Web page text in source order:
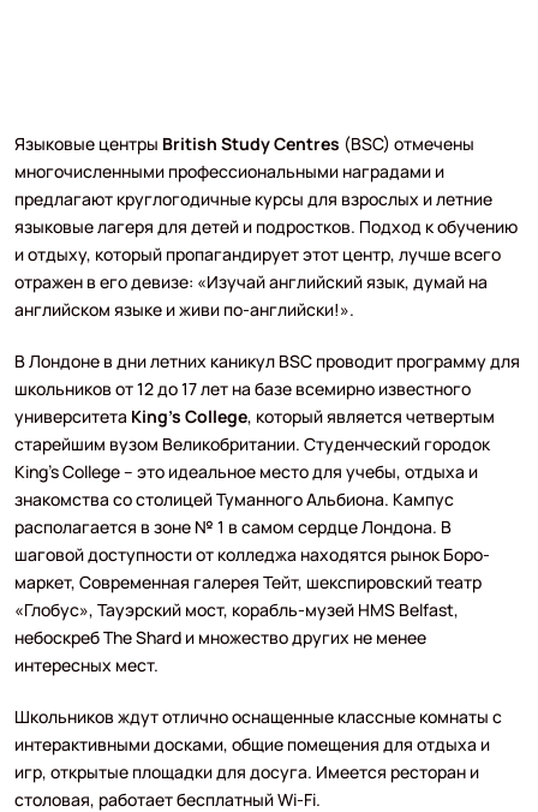
Языковые центры British Study Centres (BSC) отмечены
многочисленными профессиональными наградами и
предлагают круглогодичные курсы для взрослых и летние
языковые лагеря для детей и подростков. Подход к обучению
и отдыху, который пропагандирует этот центр, лучше всего
отражен в его девизе: «Изучай английский язык, думай на
английском языке и живи по-английски!».
В Лондоне в дни летних каникул BSC проводит программу для
школьников от 12 до 17 лет на базе всемирно известного
университета King's College, который является четвертым
старейшим вузом Великобритании. Студенческий городок
King's College – это идеальное место для учебы, отдыха и
знакомства со столицей Туманного Альбиона. Кампус
располагается в зоне № 1 в самом сердце Лондона. В
шаговой доступности от колледжа находятся рынок Боро-
маркет, Современная галерея Тейт, шекспировский театр
«Глобус», Тауэрский мост, корабль-музей HMS Belfast,
небоскреб The Shard и множество других не менее
интересных мест.
Школьников ждут отлично оснащенные классные комнаты с
интерактивными досками, общие помещения для отдыха и
игр, открытые площадки для досуга. Имеется ресторан и
столовая, работает бесплатный Wi-Fi.